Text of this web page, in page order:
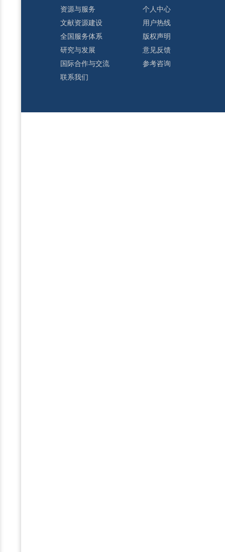
资源与服务
文献资源建设
全国服务体系
研究与发展
国际合作与交流
联系我们
个人中心
用户热线
版权声明
意见反馈
参考咨询